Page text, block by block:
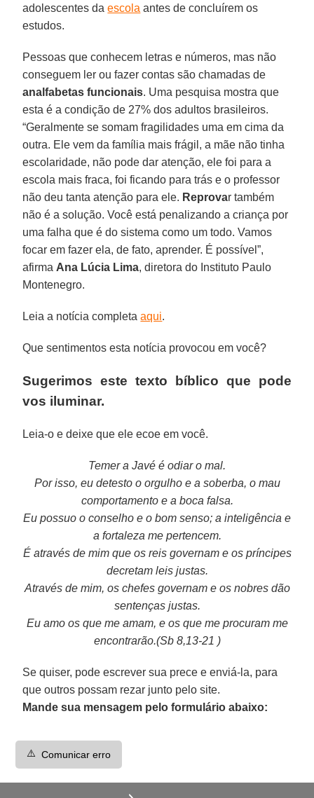
adolescentes daescola antes de concluírem os
estudos.
Pessoas que conhecem letras e números, mas não
conseguem ler ou fazer contas são chamadas de
analfabetas funcionais. Uma pesquisa mostra que
esta é a condição de 27% dos adultos brasileiros.
“Geralmente se somam fragilidades uma em cima da
outra. Ele vem da família mais frágil, a mãe não tinha
escolaridade, não pode dar atenção, ele foi para a
escola mais fraca, foi ficando para trás e o professor
não deu tanta atenção para ele. Reprovar também
não é a solução. Você está penalizando a criança por
uma falha que é do sistema como um todo. Vamos
focar em fazer ela, de fato, aprender. É possível”,
afirma Ana Lúcia Lima, diretora do Instituto Paulo
Montenegro.
Leia a notícia completaaqui.
Que sentimentos esta notícia provocou em você?
Sugerimos este texto bíblico que pode
vos iluminar.
Leia-o e deixe que ele ecoe em você.
Temer a Javé é odiar o mal.
Por isso, eu detesto o orgulho e a soberba, o mau
comportamento e a boca falsa.
Eu possuo o conselho e o bom senso; a inteligência e
a fortaleza me pertencem.
É através de mim que os reis governam e os príncipes
decretam leis justas.
Através de mim, os chefes governam e os nobres dão
sentenças justas.
Eu amo os que me amam, e os que me procuram me
encontrarão.(Sb 8,13-21 )
Se quiser, pode escrever sua prece e enviá-la, para
que outros possam rezar junto pelo site.
Mande sua mensagem pelo formulário abaixo:
⚠️ Comunicar erro